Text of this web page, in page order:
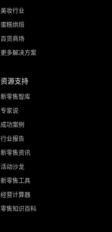
美妆行业
蛋糕烘焙
百货商场
更多解决方案
资源支持
新零售智库
专家说
成功案例
行业报告
新零售资讯
活动沙龙
新零售工具
经营计算器
零售知识百科